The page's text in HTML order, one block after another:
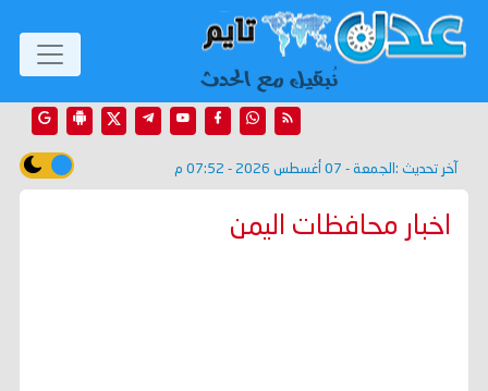
آخر تحديث : الجمعة - 07 أغسطس 2026 - 07:52 م
اخبار محافظات اليمن